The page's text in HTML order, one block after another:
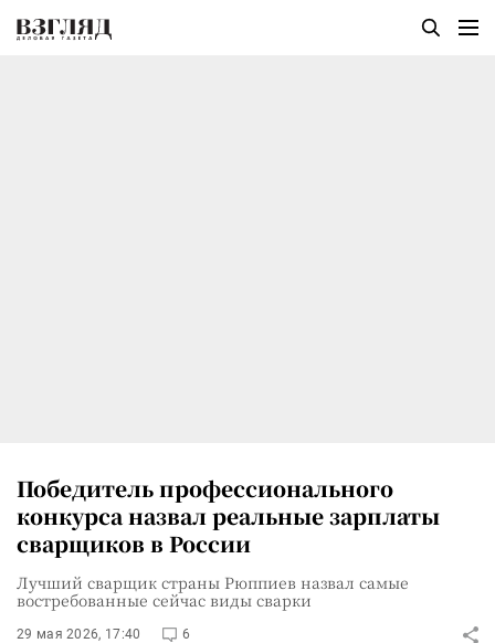
Победитель профессионального
конкурса назвал реальные зарплаты
сварщиков в России
Лучший сварщик страны Рюппиев назвал самые
востребованные сейчас виды сварки
29 мая 2026, 17:40 6